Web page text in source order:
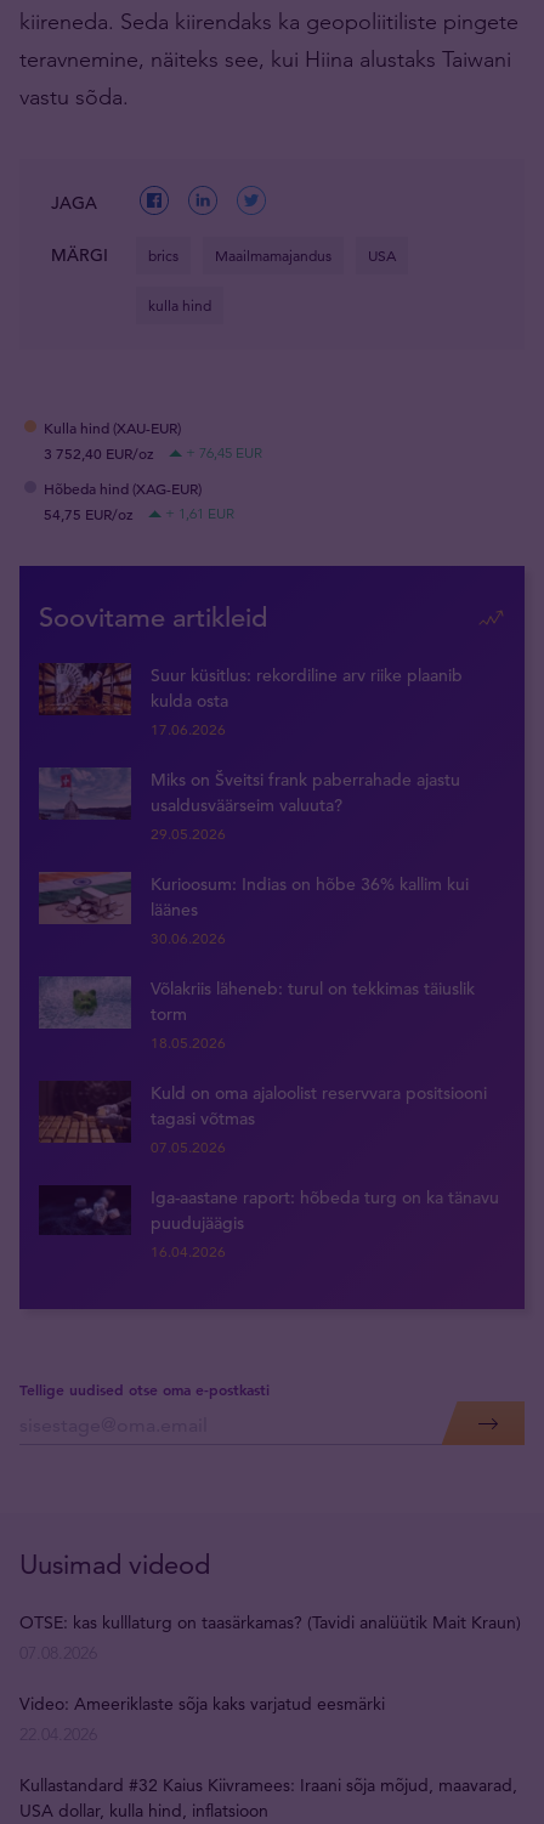
kiireneda. Seda kiirendaks ka geopoliitiliste pingete
teravnemine, näiteks see, kui Hiina alustaks Taiwani
vastu sõda.
JAGA
MÄRGI brics Maailmamajandus USA
kulla hind
Kulla hind (XAU-EUR)
3 752,40 EUR/oz
+ 76,45 EUR
Hõbeda hind (XAG-EUR)
54,75 EUR/oz
+ 1,61 EUR
Soovitame artikleid
Suur küsitlus: rekordiline arv riike plaanib
kulda osta
17.06.2026
Miks on Šveitsi frank paberrahade ajastu
usaldusväärseim valuuta?
29.05.2026
Kurioosum: Indias on hõbe 36% kallim kui
läänes
30.06.2026
Võlakriis läheneb: turul on tekkimas täiuslik
torm
18.05.2026
Kuld on oma ajaloolist reservvara positsiooni
tagasi võtmas
07.05.2026
Iga-aastane raport: hõbeda turg on ka tänavu
puudujäägis
16.04.2026
Tellige uudised otse oma e-postkasti
Uusimad videod
OTSE: kas kulllaturg on taasärkamas? (Tavidi analüütik Mait Kraun)
Video: Ameeriklaste sõja kaks varjatud eesmärki
Kullastandard #32 Kaius Kiivramees: Iraani sõja mõjud, maavarad,
USA dollar, kulla hind, inflatsioon